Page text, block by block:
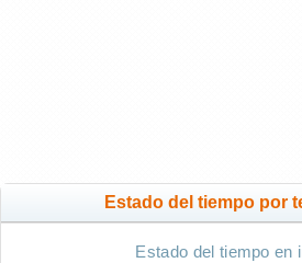
Estado del tiempo por
Estado del tiempo en